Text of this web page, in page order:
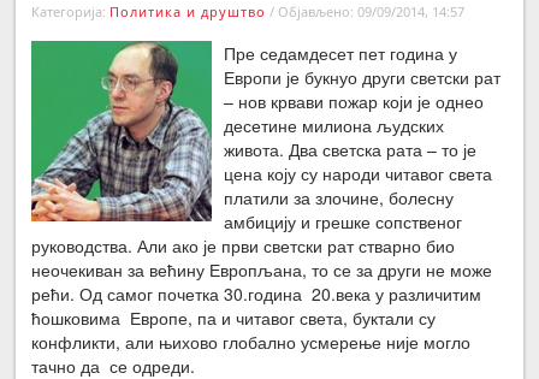
←Претходна вест
Следећа вест →
Категорија: Политика и друштво / Објављено: 09/09/2014, 14:57
Пре седамдесет пет година у
Европи је букнуо други светски рат
– нов крвави пожар који је однео
десетине милиона људских
живота. Два светска рата – то је
цена коју су народи читавог света
платили за злочине, болесну
амбицију и грешке сопственог
руководства. Али ако је први светски рат стварно био
неочекиван за већину Европљана, то се за други не може
рећи. Од самог почетка 30.година 20.века у различитим
ћошковима Европе, па и читавог света, буктали су
конфликти, али њихово глобално усмерење није могло
тачно да се одреди.